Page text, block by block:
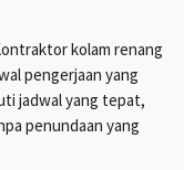
kolam renang
pengerjaan yang
jadwal yang tepat,
penundaan yang